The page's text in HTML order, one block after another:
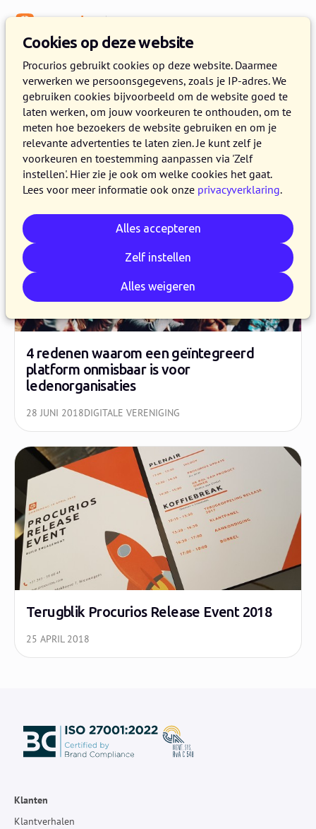
Cookies op deze website
Procurios gebruikt cookies op deze website. Daarmee
verwerken we persoonsgegevens, zoals je IP-adres. We
gebruiken cookies bijvoorbeeld om de website goed te
laten werken, om jouw voorkeuren te onthouden, om te
meten hoe bezoekers de website gebruiken en om je
relevante advertenties te laten zien. Je kunt zelf je
voorkeuren en toestemming aanpassen via 'Zelf
instellen'. Hier zie je ook om welke cookies het gaat.
Lees voor meer informatie ook onze privacyverklaring.
Alles accepteren
Zelf instellen
Alles weigeren
WEBLOG
Artikelen over platform
4 redenen waarom een geïntegreerd
platform onmisbaar is voor
ledenorganisaties
28 JUNI 2018DIGITALE VERENIGING
Terugblik Procurios Release Event 2018
25 APRIL 2018
Klanten
Klantverhalen